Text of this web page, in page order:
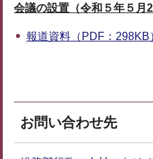
会議の設置（令和５年５月
報道資料（PDF：298KB
お問い合わせ先